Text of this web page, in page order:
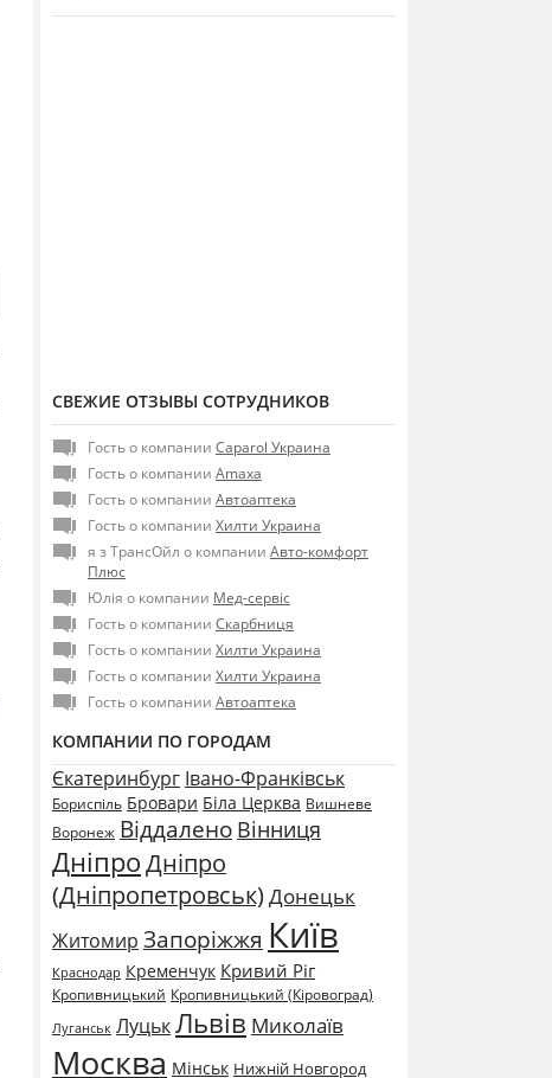
СВЕЖИЕ ОТЗЫВЫ СОТРУДНИКОВ
Гость о компании Caparol Украина
Гость о компании Amaxa
Гость о компании Автоаптека
Гость о компании Хилти Украина
я з ТрансОйл о компании Авто-комфорт
Плюс
Юлія о компании Мед-сервіс
Гость о компании Скарбниця
Гость о компании Хилти Украина
Гость о компании Хилти Украина
Гость о компании Автоаптека
КОМПАНИИ ПО ГОРОДАМ
Єкатеринбург Івано-Франківськ
Бориспіль Бровари Біла Церква Вишневе
Воронеж Віддалено Вінниця
ДніпроДніпро
(Дніпропетровськ) Донецьк
Житомир Запоріжжя Київ
Краснодар Кременчук Кривий Ріг
Кропивницький Кропивницький (Кіровоград)
Луганськ ЛуцькЛьвів Миколаїв
Москва Мінськ Нижній Новгород